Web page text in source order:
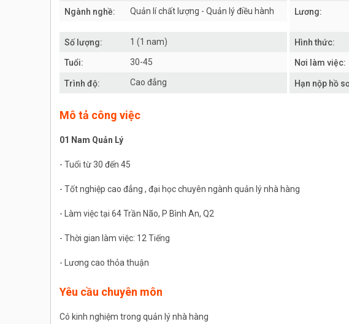
Ngành nghề: Quản lí chất lượng - Quản lý điều hành Lương:
Số lượng: 1 (1 nam) Hình thức:
Tuổi: 30-45 Nơi làm việc:
Trình độ: Cao đẳng Hạn nộp hồ
Mô tả công việc
01 Nam Quản Lý
- Tuổi từ 30 đến 45
- Tốt nghiệp cao đẳng , đại học chuyên ngành quản lý nhà hàng
- Làm việc tại 64 Trần Não, P Bình An, Q2
- Thời gian làm việc: 12 Tiếng
- Lương cao thỏa thuận
Yêu cầu chuyên môn
Có kinh nghiệm trong quản lý nhà hàng